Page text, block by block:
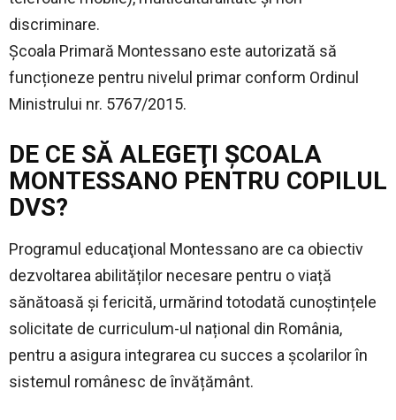
discriminare.
Şcoala Primară Montessano este autorizată să
funcționeze pentru nivelul primar conform Ordinul
Ministrului nr. 5767/2015.
DE CE SĂ ALEGEŢI ŞCOALA
MONTESSANO PENTRU COPILUL
DVS?
Programul educaţional Montessano are ca obiectiv
dezvoltarea abilităților necesare pentru o viață
sănătoasă și fericită, urmărind totodată cunoștințele
solicitate de curriculum-ul național din România,
pentru a asigura integrarea cu succes a școlarilor în
sistemul românesc de învățământ.